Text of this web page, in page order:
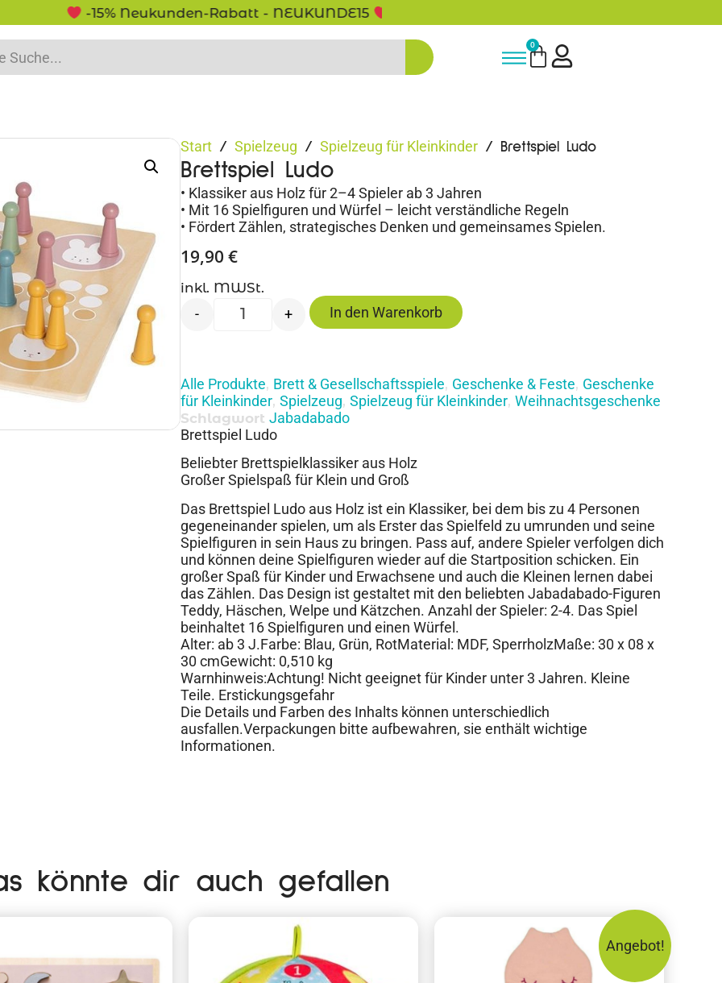
-15% Neukunden-Rabatt - NEUKUNDE15
0
Start / Spielzeug / Spielzeug für Kleinkinder / Brettspiel Ludo
Brettspiel Ludo
• Klassiker aus Holz für 2–4 Spieler ab 3 Jahren
• Mit 16 Spielfiguren und Würfel – leicht verständliche Regeln
• Fördert Zählen, strategisches Denken und gemeinsames Spielen.
19,90 €
inkl. MWSt.
- + In den Warenkorb
Alle Produkte, Brett & Gesellschaftsspiele, Geschenke & Feste, Geschenke
für Kleinkinder, Spielzeug, Spielzeug für Kleinkinder, Weihnachtsgeschenke
Schlagwort Jabadabado
Brettspiel Ludo
Beliebter Brettspielklassiker aus Holz
Großer Spielspaß für Klein und Groß
Das Brettspiel Ludo aus Holz ist ein Klassiker, bei dem bis zu 4 Personen
gegeneinander spielen, um als Erster das Spielfeld zu umrunden und seine
Spielfiguren in sein Haus zu bringen. Pass auf, andere Spieler verfolgen dich
und können deine Spielfiguren wieder auf die Startposition schicken. Ein
großer Spaß für Kinder und Erwachsene und auch die Kleinen lernen dabei
das Zählen. Das Design ist gestaltet mit den beliebten Jabadabado-Figuren
Teddy, Häschen, Welpe und Kätzchen. Anzahl der Spieler: 2-4. Das Spiel
beinhaltet 16 Spielfiguren und einen Würfel.
Alter: ab 3 J.Farbe: Blau, Grün, RotMaterial: MDF, SperrholzMaße: 30 x 08 x
30 cmGewicht: 0,510 kg
Warnhinweis:Achtung! Nicht geeignet für Kinder unter 3 Jahren. Kleine
Teile. Erstickungsgefahr
Die Details und Farben des Inhalts können unterschiedlich
ausfallen.Verpackungen bitte aufbewahren, sie enthält wichtige
Informationen.
könnte dir auch gefallen
Angebot!